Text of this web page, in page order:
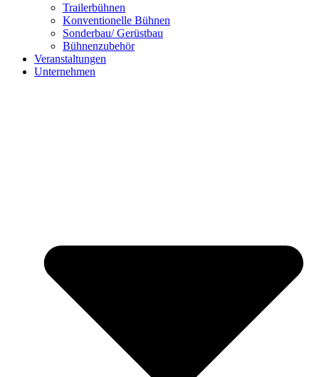
Trailerbühnen
Konventionelle Bühnen
Sonderbau/ Gerüstbau
Bühnenzubehör
Veranstaltungen
Unternehmen